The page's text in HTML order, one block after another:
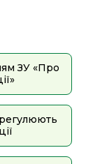
ЗУ «Про